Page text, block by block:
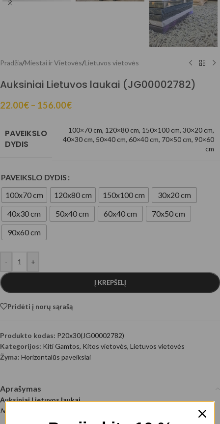
Pradžia/Miestai ir Vietovės/Lietuvos vietovės
Auksiniai Lietuvos laukai (JG00002782)
22.00€ – 156.00€
PAVEIKSLO
DYDIS
100×70 cm, 120×80 cm, 150×100 cm, 30×20 cm,
40×30 cm, 50×40 cm, 60×40 cm, 70×50 cm, 90×60
cm
PAVEIKSLO DYDIS
100x70 cm
120x80 cm 150x100 cm
30x20 cm
40x30 cm
50x40 cm 60x40 cm
70x50 cm
90x60 cm
- +
Į KREPŠELĮ
Pridėti į norų sąrašą
Produkto kodas: P20x30(JG00002782)
Kategorijos: Kiti Gamtos, Kitos vietovės, Lietuvos vietovės
Žyma: Horizontalūs paveikslai
Aprašymas
Auksiniai Lietuvos laukai
Nuotraukos autorius: @EyeEm